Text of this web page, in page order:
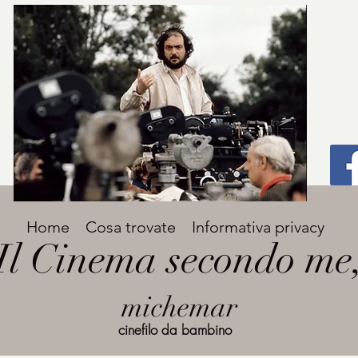
Titolo
grande
Avenir Light una delle font preferite dai
designer. Facile da leggere, viene
utilizzata per titoli e paragrafi.
Cinema secondo
michemar
Home Cosa trovate Informativa privacy
cinefilo da bambino